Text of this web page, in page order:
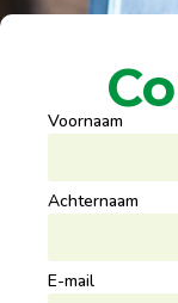
Voornaam
Achternaam
E-mail